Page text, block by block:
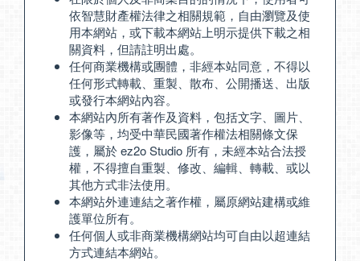
依智慧財產權法律之相關規範，自由瀏覽及使
用本網站，或下載本網站上明示提供下載之相
關資料，但請註明出處。
任何商業機構或團體，非經本站同意，不得以
任何形式轉載、重製、散布、公開播送、出版
或發行本網站內容。
本網站內所有著作及資料，包括文字、圖片、
影像等，均受中華民國著作權法相關條文保
護，屬於 ez2o Studio 所有，未經本站合法授
權，不得擅自重製、修改、編輯、轉載、或以
其他方式非法使用。
本網站外連連結之著作權，屬原網站建構或維
護單位所有。
任何個人或非商業機構網站均可自由以超連結
方式連結本網站。